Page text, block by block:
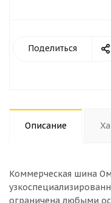
Поделиться
Описание
Коммерческая шина
ограничена любыми